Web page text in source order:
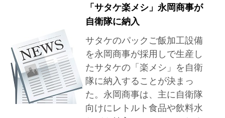
「サタケ楽メシ」永岡商事が
自衛隊に納入
サタケのパックご飯加工設備
を永岡商事が採用しで生産し
たサタケの「楽メシ」を自衛
隊に納入することが決まっ
た。永岡商事は、主に自衛隊
向けにレトルト食品や飲料水